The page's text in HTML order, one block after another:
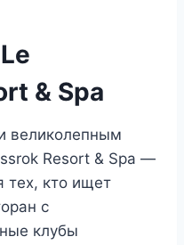
& Spa
великолепным
Resort & Spa —
тех, кто ищет
с
клубы